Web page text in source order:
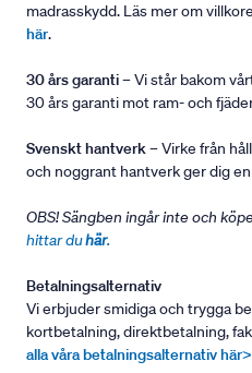
madrasskydd. Läs mer om
här.
30 års garanti– Vi står bakom
30 års garanti mot ram- och
Svenskt hantverk– Virke från
och noggrant hantverk ger dig
OBS! Sängben ingår inte och
hittar duhär.
Betalningsalternativ
Vi erbjuder smidiga och trygga
kortbetalning, direktbetalning,
alla våra betalningsalternativ här>